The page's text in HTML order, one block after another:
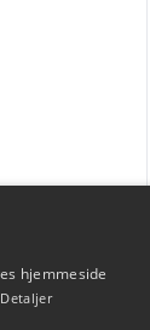
hjemmeside
Detaljer